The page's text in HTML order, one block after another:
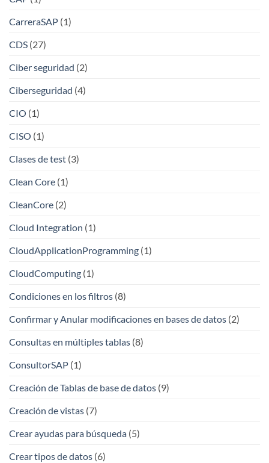
CarreraSAP (1)
CDS (27)
Ciber seguridad (2)
Ciberseguridad (4)
CIO (1)
CISO (1)
Clases de test (3)
Clean Core (1)
CleanCore (2)
Cloud Integration (1)
CloudApplicationProgramming (1)
CloudComputing (1)
Condiciones en los filtros (8)
Confirmar y Anular modificaciones en bases de datos (2)
Consultas en múltiples tablas (8)
ConsultorSAP (1)
Creación de Tablas de base de datos (9)
Creación de vistas (7)
Crear ayudas para búsqueda (5)
Crear tipos de datos (6)